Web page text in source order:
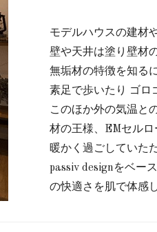
モデルハウスの建材
壁や天井は塗り壁材
無垢材の特徴を知る
素足で歩いたり ゴロ
このほか外の気温と
材の王様、EMセル
暖かく過ごしていた
passiv designをベー
の快適さを肌で体感